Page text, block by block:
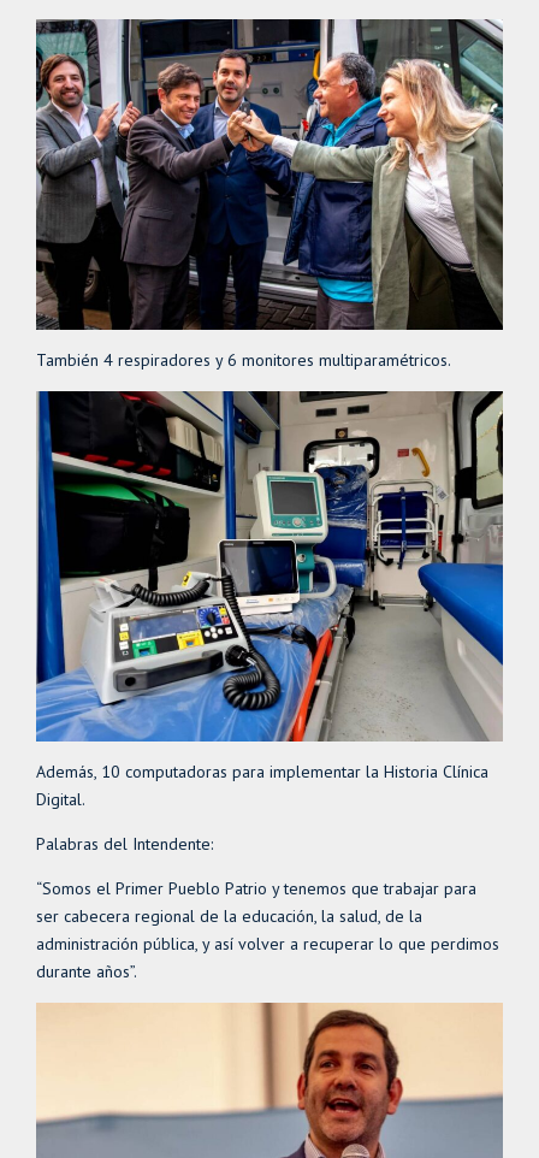
También 4 respiradores y 6 monitores multiparamétricos.
Además, 10 computadoras para implementar la Historia Clínica
Digital.
Palabras del Intendente:
“Somos el Primer Pueblo Patrio y tenemos que trabajar para
ser cabecera regional de la educación, la salud, de la
administración pública, y así volver a recuperar lo que perdimos
durante años”.